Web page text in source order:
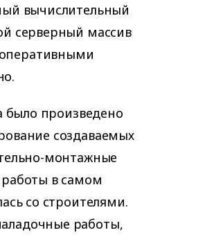
вычислительный
серверный массив
было произведено
создаваемых
монтажные
в самом
со строителями.
работы,